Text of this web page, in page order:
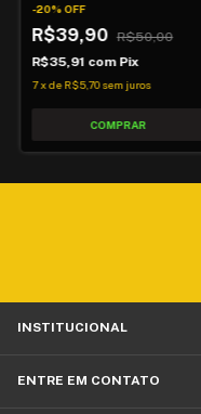
-20%OFF
R$39,90 R$50,00
R$35,91 com Pix
7xdeR$5,70 sem juros
INSTITUCIONAL
ENTRE EM CONTATO